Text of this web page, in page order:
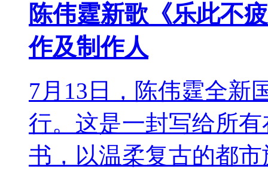
陈伟霆新歌《乐此不
作及制作人
7月13日，陈伟霆全新
行。这是一封写给所
书，以温柔复古的都